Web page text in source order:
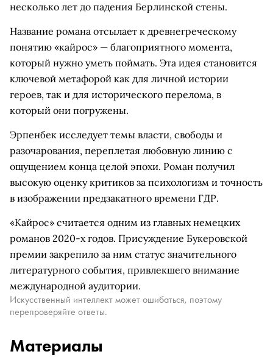
несколько лет до падения Берлинской стены.
Название романа отсылает к древнегреческому
понятию «кайрос» — благоприятного момента,
который нужно уметь поймать. Эта идея становится
ключевой метафорой как для личной истории
героев, так и для исторического перелома, в
который они погружены.
Эрпенбек исследует темы власти, свободы и
разочарования, переплетая любовную линию с
ощущением конца целой эпохи. Роман получил
высокую оценку критиков за психологизм и точность
в изображении предзакатного времени ГДР.
«Кайрос» считается одним из главных немецких
романов 2020-х годов. Присуждение Букеровской
премии закрепило за ним статус значительного
литературного события, привлекшего внимание
международной аудитории.
Искусственный интеллект может ошибаться, поэтому
перепроверяйте ответы.
Материалы